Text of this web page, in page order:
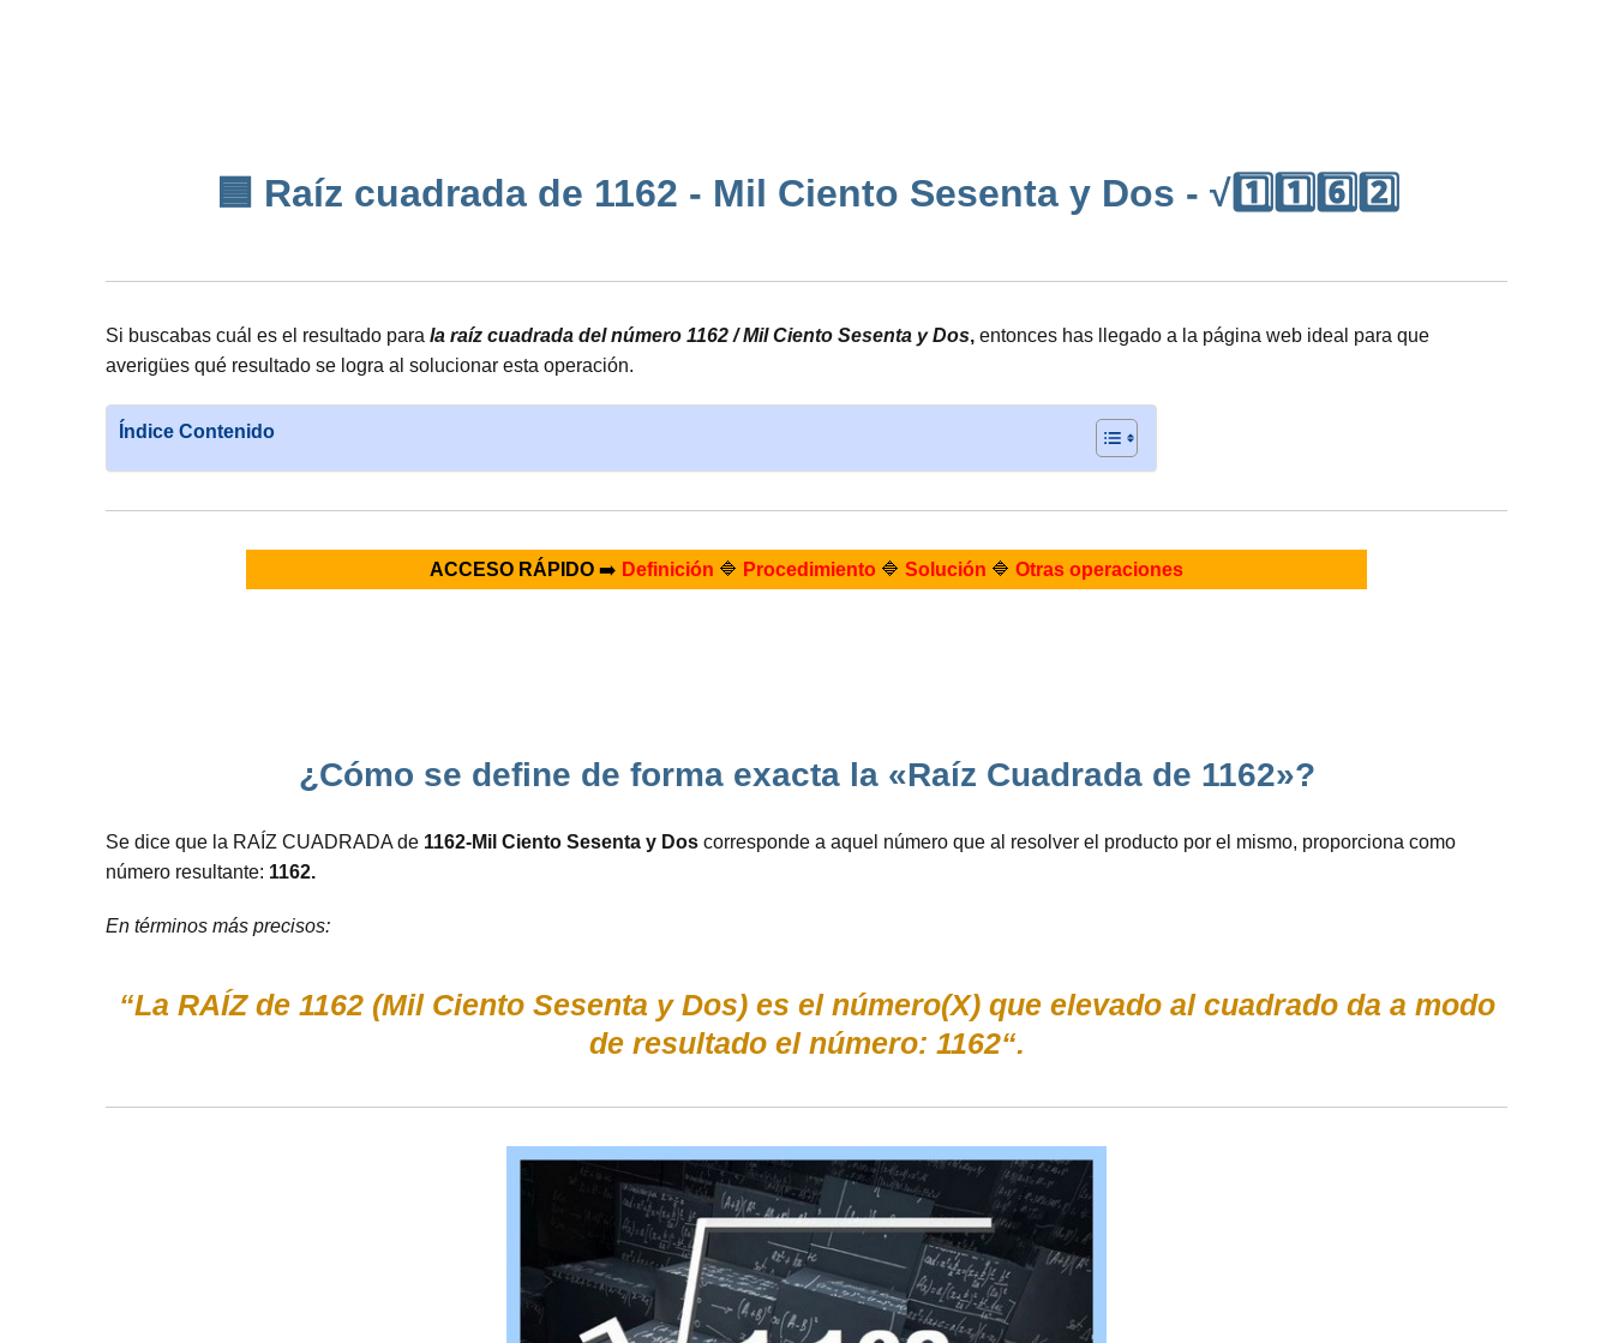
🟦 Raíz cuadrada de 1162 - Mil Ciento Sesenta y Dos - √1️⃣1️⃣6️⃣2️⃣
Si buscabas cuál es el resultado para la raíz cuadrada del número 1162 / Mil Ciento Sesenta y Dos, entonces has llegado a la página web ideal para que
averigües qué resultado se logra al solucionar esta operación.
Índice Contenido
ACCESO RÁPIDO➡️ Definición 🔷 Procedimiento🔷 Solución 🔷 Otras operaciones
¿Cómo se define de forma exacta la «Raíz Cuadrada de 1162»?
Se dice que la RAÍZ CUADRADA de 1162-Mil Ciento Sesenta y Dos corresponde a aquel número que al resolver el producto por el mismo, proporciona como
número resultante: 1162.
En términos más precisos:
“La RAÍZ de 1162 (Mil Ciento Sesenta y Dos) es el número(X) que elevado al cuadrado da a modo
de resultado el número: 1162“.